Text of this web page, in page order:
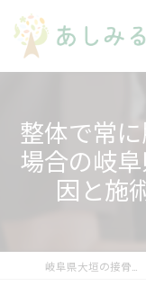
整体で常
場合の岐
因と施